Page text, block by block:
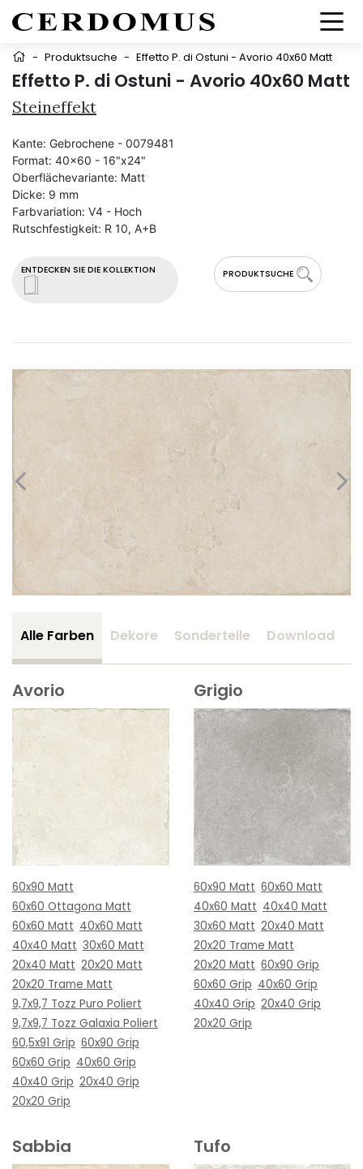
- Produktsuche - Effetto P. di Ostuni - Avorio 40x60 Matt
Effetto P. di Ostuni - Avorio 40x60 Matt
Steineffekt
ENTDECKEN SIE DIE KOLLEKTION PRODUKTSUCHE
Kante: Gebrochene - 0079481
Format: 40x60 - 16"x24"
Oberflächevariante: Matt
Dicke: 9 mm
Farbvariation: V4 - Hoch
Rutschfestigkeit: R 10, A+B
Alle Farben Dekore Sonderteile Download
Avorio
60x90 Matt
60x60 Ottagona Matt
60x60 Matt 40x60 Matt
40x40 Matt 30x60 Matt
20x40 Matt 20x20 Matt
20x20 Trame Matt
9,7x9,7 Tozz Puro Poliert
9,7x9,7 Tozz Galaxia Poliert
60,5x91 Grip 60x90 Grip
60x60 Grip 40x60 Grip
40x40 Grip 20x40 Grip
20x20 Grip
Grigio
60x90 Matt 60x60 Matt
40x60 Matt 40x40 Matt
30x60 Matt 20x40 Matt
20x20 Trame Matt
20x20 Matt 60x90 Grip
60x60 Grip 40x60 Grip
40x40 Grip 20x40 Grip
20x20 Grip
Sabbia Tufo